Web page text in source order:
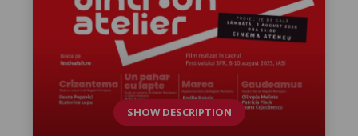
SHOW DESCRIPTION